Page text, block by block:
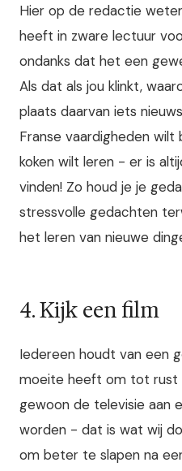
Hier op de redactie
heeft in zware lectuur
ondanks dat het een
Als dat als jou klinkt,
plaats daarvan iets
Franse vaardigheden
koken wilt leren - er is
vinden! Zo houd je je
stressvolle gedachten
het leren van nieuwe
4. Kijk een film
Iedereen houdt van een
moeite heeft om tot rust
gewoon de televisie aan
worden - dat is wat wij
om beter te slapen na